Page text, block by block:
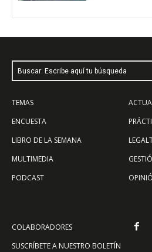
Buscar: Escribe aquí tu búsqueda
TEMAS
ENCUESTA
LIBRO DE LA SEMANA
MULTIMEDIA
PODCAST
COLABORADORES
SUSCRÍBETE A NUESTRO BOLETÍN